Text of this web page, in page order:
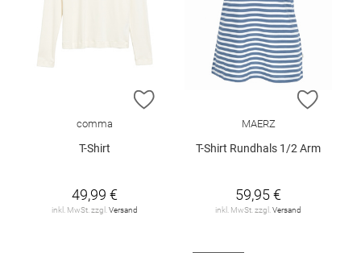
ZUR WUNSCHLISTE HINZUFÜGEN
comma
T-Shirt
49,99 €
inkl. MwSt. zzgl. Versand
ZUR
MAERZ
T-Shirt Rundhals 1/2 Arm
59,95 €
inkl. MwSt. zzgl. Versand